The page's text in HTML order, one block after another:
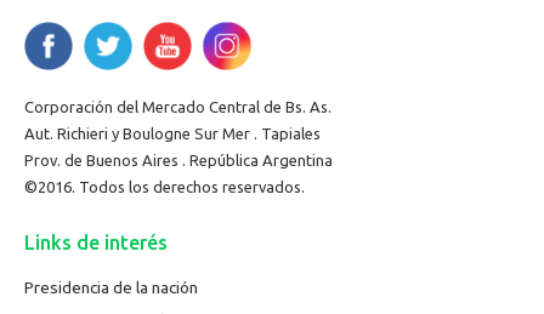
Corporación del Mercado Central de Bs. As.
Aut. Richieri y Boulogne Sur Mer . Tapiales
Prov. de Buenos Aires . República Argentina
©2016. Todos los derechos reservados.
Links de interés
Presidencia de la nación